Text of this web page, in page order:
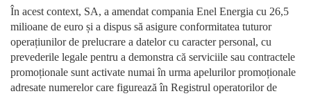
În acest context, SA, a amendat compania Enel Energia cu 26,5
milioane de euro și a dispus să asigure conformitatea tuturor
operațiunilor de prelucrare a datelor cu caracter personal, cu
prevederile legale pentru a demonstra că serviciile sau contractele
promoționale sunt activate numai în urma apelurilor promoționale
adresate numerelor care figurează în Registrul operatorilor de